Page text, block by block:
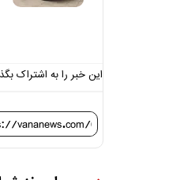
این خبر را به اشتراک